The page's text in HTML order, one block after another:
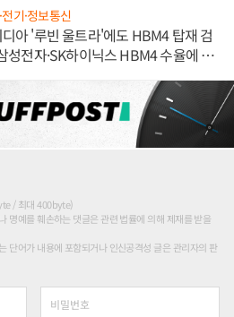
전기·정보통신
아 '루빈 울트라'에도 HBM4 탑재 검
성전자·SK하이닉스 HBM4 수율에 주
/ 최대 400byte)
명예를 훼손하는 댓글은 관련 법률에 의해 제재를 받을
단어가 내용에 포함되거나 인신공격성 글은 관리자의 판